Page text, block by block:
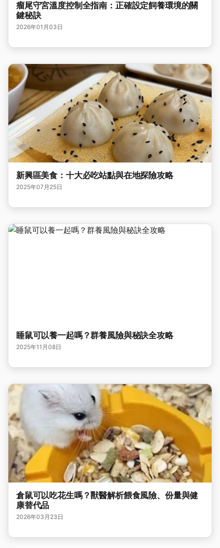
瘤尾守宮溫度控制全指南：正確設定飼養環境的關
鍵秘訣
2026年01月03日
新興區美食：十大必吃站點與在地探險攻略
2025年07月25日
睡鼠可以養一起嗎？群養風險與秘訣全攻略
2025年11月08日
倉鼠可以吃花生嗎？獸醫解析餵食風險、份量與健
康替代品
2026年03月23日